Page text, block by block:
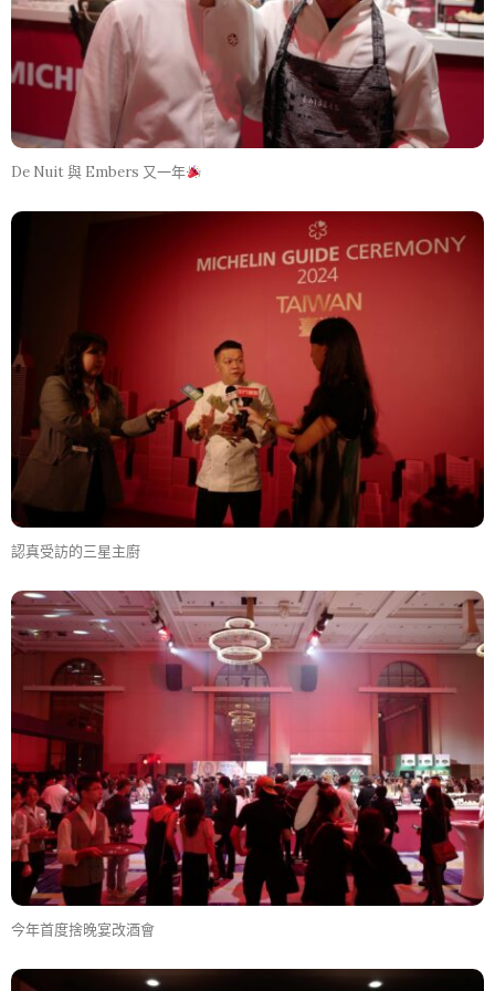
De Nuit 與 Embers 又一年
認真受訪的三星主廚
今年首度捨晚宴改酒會